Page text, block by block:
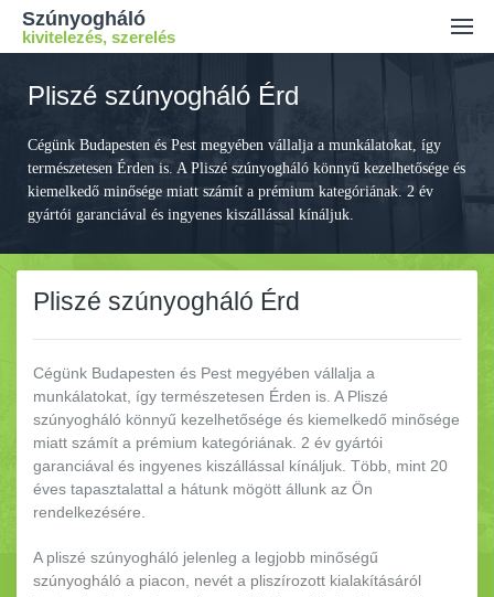
Szúnyogháló
kivitelezés, szerelés
Ajánlatkérés
Kiszállási díj
Kapcsolat
Pliszé szúnyogháló Érd
Cégünk Budapesten és Pest megyében vállalja a munkálatokat, így
természetesen Érden is. A Pliszé szúnyogháló könnyű kezelhetősége és
kiemelkedő minősége miatt számít a prémium kategóriának. 2 év
gyártói garanciával és ingyenes kiszállással kínáljuk.
Pliszé szúnyogháló Érd
Cégünk Budapesten és Pest megyében vállalja a
munkálatokat, így természetesen Érden is. A Pliszé
szúnyogháló könnyű kezelhetősége és kiemelkedő minősége
miatt számít a prémium kategóriának. 2 év gyártói
garanciával és ingyenes kiszállással kínáljuk. Több, mint 20
éves tapasztalattal a hátunk mögött állunk az Ön
rendelkezésére.
A pliszé szúnyogháló jelenleg a legjobb minőségű
szúnyogháló a piacon, nevét a pliszírozott kialakításáról